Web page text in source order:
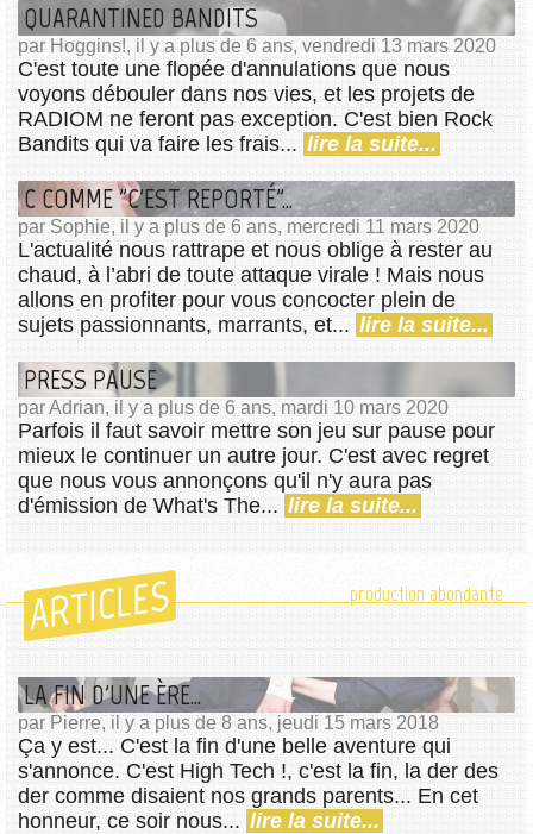
QUARANTINED BANDITS
par Hoggins!, il y a plus de 6 ans, vendredi 13 mars 2020
C'est toute une flopée d'annulations que nous
voyons débouler dans nos vies, et les projets de
RADIOM ne feront pas exception. C'est bien Rock
Bandits qui va faire les frais... lire la suite...
C COMME "C'EST REPORTÉ"...
par Sophie, il y a plus de 6 ans, mercredi 11 mars 2020
L'actualité nous rattrape et nous oblige à rester au
chaud, à l’abri de toute attaque virale ! Mais nous
allons en profiter pour vous concocter plein de
sujets passionnants, marrants, et... lire la suite...
PRESS PAUSE
par Adrian, il y a plus de 6 ans, mardi 10 mars 2020
Parfois il faut savoir mettre son jeu sur pause pour
mieux le continuer un autre jour. C'est avec regret
que nous vous annonçons qu'il n'y aura pas
d'émission de What's The... lire la suite...
ARTICLES production abondante
LA FIN D'UNE ÈRE...
par Pierre, il y a plus de 8 ans, jeudi 15 mars 2018
Ça y est... C'est la fin d'une belle aventure qui
s'annonce. C'est High Tech !, c'est la fin, la der des
der comme disaient nos grands parents... En cet
honneur, ce soir nous... lire la suite...